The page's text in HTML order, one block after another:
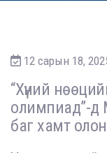
12 сарын 18,
“Хүний
олимпиад”-
баг хамт